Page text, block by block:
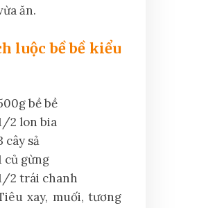
ăn.
luộc bề bề kiểu
bề bề
2 lon bia
cây sả
củ gừng
2 trái chanh
xay, muối, tương